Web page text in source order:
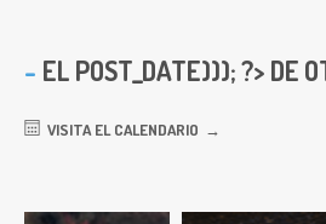
EL POST_DATE))); ?> DE
VISITA EL CALENDARIO